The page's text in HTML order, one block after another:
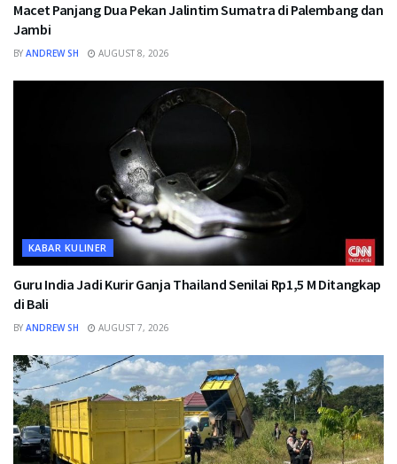
Macet Panjang Dua Pekan Jalintim Sumatra di Palembang dan
Jambi
BY ANDREW SH AUGUST 8, 2026
KABAR KULINER
Guru India Jadi Kurir Ganja Thailand Senilai Rp1,5 M Ditangkap
di Bali
BY ANDREW SH AUGUST 7, 2026